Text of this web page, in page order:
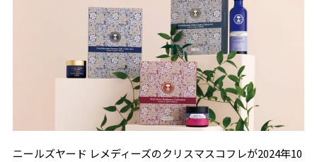
ニールズヤード レメディーズのクリスマスコフレが2024年10